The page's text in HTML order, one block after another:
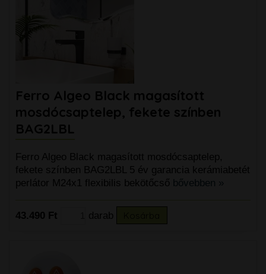
Ferro Algeo Black magasított
mosdócsaptelep, fekete színben
BAG2LBL
Ferro Algeo Black magasított mosdócsaptelep,
fekete színben BAG2LBL 5 év garancia kerámiabetét
perlátor M24x1 flexibilis bekötőcső bővebben »
43.490 Ft darab